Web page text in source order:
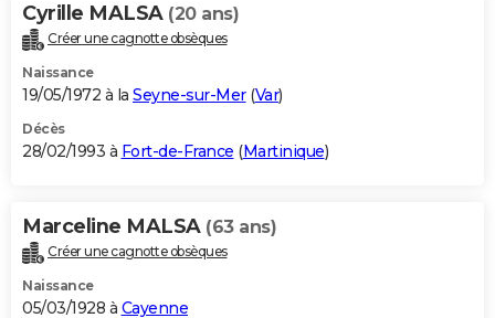
Cyrille MALSA (20 ans)
Créer une cagnotte obsèques
Naissance
19/05/1972 à la Seyne-sur-Mer(Var)
Décès
28/02/1993 à Fort-de-France (Martinique)
Marceline MALSA (63 ans)
Créer une cagnotte obsèques
Naissance
05/03/1928 à Cayenne